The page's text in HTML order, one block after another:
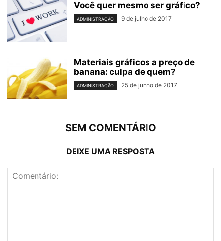
Você quer mesmo ser gráfico?
ADMINISTRAÇÃO 9 de julho de 2017
Materiais gráficos a preço de
banana: culpa de quem?
ADMINISTRAÇÃO 25 de junho de 2017
SEM COMENTÁRIO
DEIXE UMA RESPOSTA